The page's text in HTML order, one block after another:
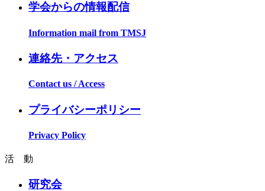
学会からの情報配信
Information mail from TMSJ
連絡先・アクセス
Contact us / Access
プライバシーポリシー
Privacy Policy
活 動
研究会